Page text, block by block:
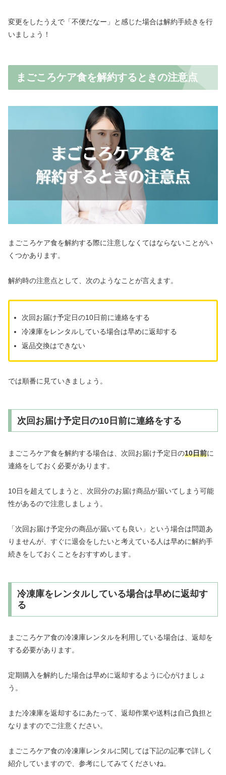
変更をしたうえで「不便だなー」と感じた場合は解約手続きを行
いましょう！
まごころケア食を解約するときの注意点
まごころケア食を解約する際に注意しなくてはならないことがい
くつかあります。
解約時の注意点として、次のようなことが言えます。
次回お届け予定日の10日前に連絡をする
冷凍庫をレンタルしている場合は早めに返却する
返品交換はできない
では順番に見ていきましょう。
次回お届け予定日の10日前に連絡をする
まごころケア食を解約する場合は、次回お届け予定日の10日前に
連絡をしておく必要があります。
10日を超えてしまうと、次回分のお届け商品が届いてしまう可能
性があるので注意しましょう。
「次回お届け予定分の商品が届いても良い」という場合は問題あ
りませんが、すぐに退会をしたいと考えている人は早めに解約手
続きをしておくことをおすすめします。
冷凍庫をレンタルしている場合は早めに返却す
る
まごころケア食の冷凍庫レンタルを利用している場合は、返却を
する必要があります。
定期購入を解約した場合は早めに返却するように心がけましょ
う。
また冷凍庫を返却するにあたって、返却作業や送料は自己負担と
なりますのでご注意ください。
まごころケア食の冷凍庫レンタルに関しては下記の記事で詳しく
紹介していますので、参考にしてみてくださいね。